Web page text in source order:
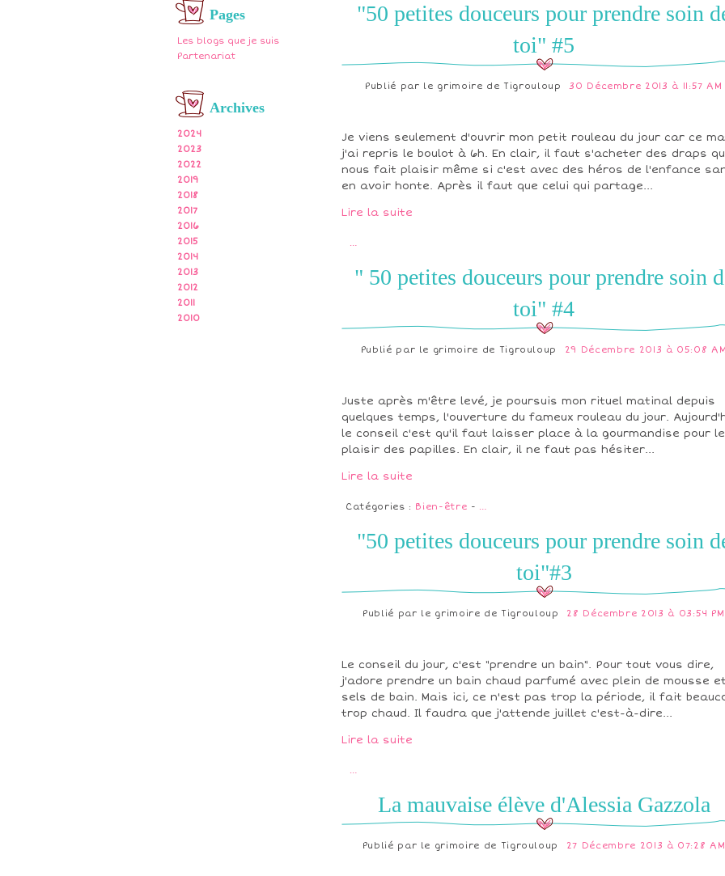
Pages
Les blogs que je suis
Partenariat
Archives
2024
2023
2022
2019
2018
2017
2016
2015
2014
2013
2012
2011
2010
"50 petites douceurs pour prendre soin
toi" #5
Publié par le grimoire de Tigrouloup 30 Décembre 2013 à 11:57 AM
Je viens seulement d'ouvrir mon petit rouleau du jour car ce
j'ai repris le boulot à 6h. En clair, il faut s'acheter des draps
nous fait plaisir même si c'est avec des héros de l'enfance
en avoir honte. Après il faut que celui qui partage...
Lire la suite
…
" 50 petites douceurs pour prendre soin
toi" #4
Publié par le grimoire de Tigrouloup 29 Décembre 2013 à 05:08 AM
Juste après m'être levé, je poursuis mon rituel matinal depuis
quelques temps, l'ouverture du fameux rouleau du jour.
le conseil c'est qu'il faut laisser place à la gourmandise pour le
plaisir des papilles. En clair, il ne faut pas hésiter...
Lire la suite
Catégories : Bien-être - …
"50 petites douceurs pour prendre soin
toi"#3
Publié par le grimoire de Tigrouloup 28 Décembre 2013 à 03:54 PM
Le conseil du jour, c'est "prendre un bain". Pour tout vous dire,
j'adore prendre un bain chaud parfumé avec plein de mousse
sels de bain. Mais ici, ce n'est pas trop la période, il fait
trop chaud. Il faudra que j'attende juillet c'est-à-dire...
Lire la suite
…
La mauvaise élève d'Alessia Gazzola
Publié par le grimoire de Tigrouloup 27 Décembre 2013 à 07:28 AM